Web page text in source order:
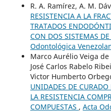
R. A. Ramírez, A. M.
RESISTENCIA A LA
TRATADOS
CON DOS SISTEMAS
Odontológica
Marco Aurélio Veiga
José Carlos Rabelo
Victor Humberto
UNIDADES DE CURADO
LA RESISTENCIA
COMPUESTAS , Acta